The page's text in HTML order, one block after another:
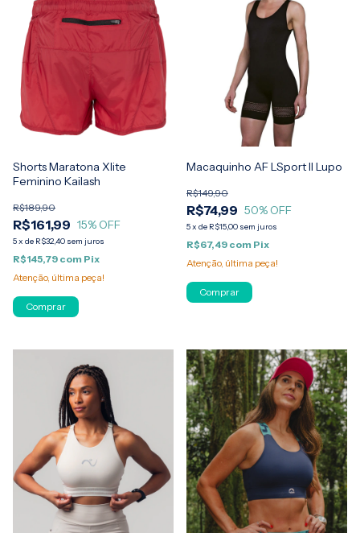
Shorts Maratona Xlite
Feminino Kailash
R$161,99
R$189,90
15% OFF
5x de R$32,40 sem juros
R$145,79 com Pix
Atenção, última peça!
Comprar
Macaquinho AF LSport II Lupo
R$74,99
R$149,90
50% OFF
5x de R$15,00 sem juros
R$67,49 com Pix
Atenção, última peça!
Comprar